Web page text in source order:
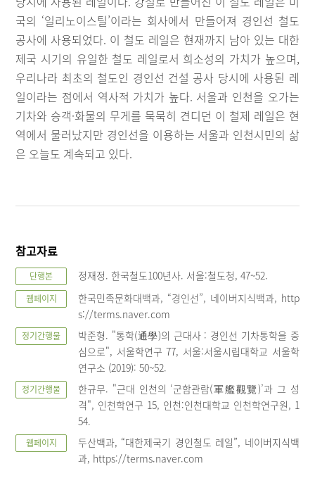
국의 ‘일리노이스틸’이라는 회사에서 만들어져 경인선 철도
공사에 사용되었다. 이 철도 레일은 현재까지 남아 있는 대한
제국 시기의 유일한 철도 레일로서 희소성의 가치가 높으며,
우리나라 최초의 철도인 경인선 건설 공사 당시에 사용된 레
일이라는 점에서 역사적 가치가 높다. 서울과 인천을 오가는
기차와 승객·화물의 무게를 묵묵히 견디던 이 철제 레일은 현
역에서 물러났지만 경인선을 이용하는 서울과 인천시민의 삶
은 오늘도 계속되고 있다.
참고자료
단행본 정재정. 한국철도100년사. 서울:철도청, 47~52.
웹페이지
한국민족문화대백과, “경인선”, 네이버지식백과, http
s://terms.naver.com
정기간행물
박준형. "통학(通學)의 근대사 : 경인선 기차통학을 중
심으로", 서울학연구 77, 서울:서울시립대학교 서울학
연구소 (2019): 50~52.
정기간행물
한규무. "근대 인천의 ‘군함관람(軍艦觀覽)’과 그 성
격", 인천학연구 15, 인천:인천대학교 인천학연구원, 1
54.
웹페이지
두산백과, “대한제국기 경인철도 레일”, 네이버지식백
과, https://terms.naver.com